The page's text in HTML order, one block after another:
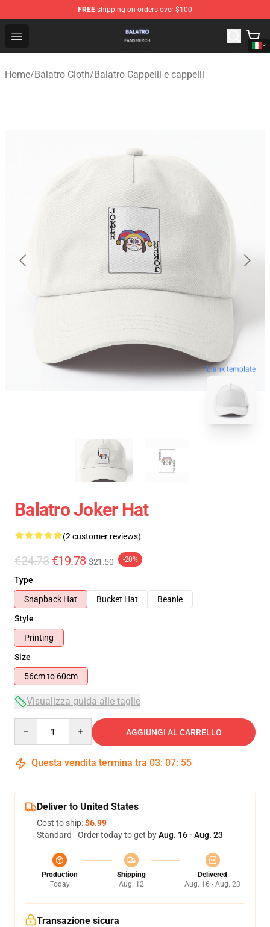
FREE shipping on orders over $100
Open menu
Balatro Shop - Official Balatro Merchandise Store
Home/Balatro Cloth/Balatro Cappelli e cappelli
blank template
Balatro Joker Hat
(2 customer reviews)
€24.73 €19.78 $21.50 -20%
Type
Snapback Hat
Bucket Hat
Beanie
Style
Printing
Size
56cm to 60cm
Visualizza guida alle taglie
AGGIUNGI AL CARRELLO
Questa vendita termina tra 03: 07: 54
Deliver to United States
Cost to ship:$6.99
Standard - Order today to get byAug. 16 - Aug. 23
Production
Today
Shipping
Aug. 12
Delivered
Aug. 16 - Aug. 23
Transazione sicura